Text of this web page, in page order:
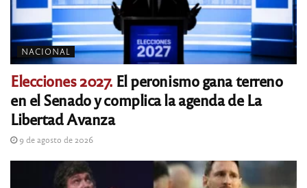
NACIONAL
Elecciones 2027.El peronismo gana terreno
en el Senado y complica la agenda de La
Libertad Avanza
9 de agosto de 2026